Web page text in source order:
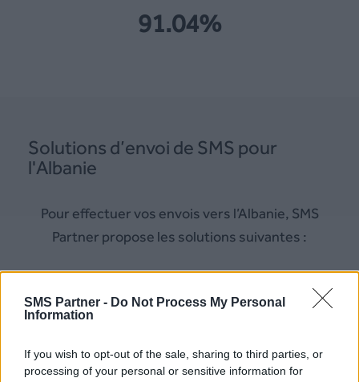
SMS Partner - Do Not Process My Personal
Information
If you wish to opt-out of the sale, sharing to third parties, or
processing of your personal or sensitive information for
91.04%
Solutions d’envoi de SMS pour
l'Albanie
Pour effectuer vos envois vers l’Albanie, SMS
Partner propose les solutions suivantes :